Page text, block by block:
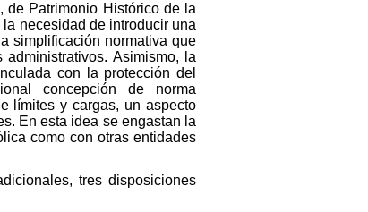
, de Patrimonio Histórico de la
necesidad de introducir una
simplificación normativa que
Asimismo, la
con la protección del
concepción de norma
límites y cargas, un aspecto
En esta idea se engastan la
como con otras entidades
tres disposiciones